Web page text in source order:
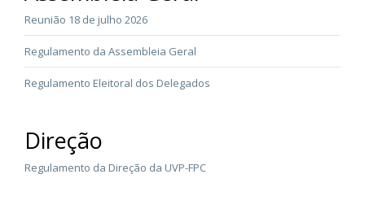
Reunião 18 de julho 2026
Regulamento da Assembleia Geral
Regulamento Eleitoral dos Delegados
Direção
Regulamento da Direção da UVP-FPC